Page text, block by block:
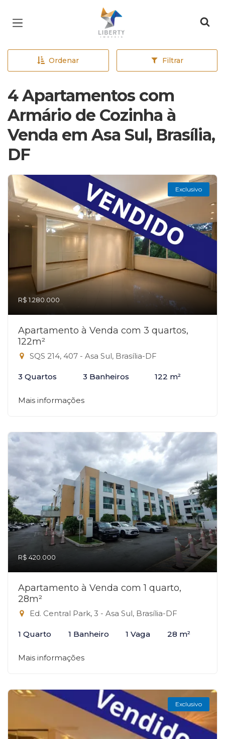
Página inicial
Ordenar Filtrar
4 Apartamentos com
Armário de Cozinha à
Venda em Asa Sul, Brasília,
DF
Exclusivo
R$ 1.280.000
Apartamento à Venda com 3 quartos,
122m²
SQS 214, 407 - Asa Sul, Brasília-DF
3 Quartos 3 Banheiros 122 m²
Mais informações
R$ 420.000
Apartamento à Venda com 1 quarto,
28m²
Ed. Central Park, 3 - Asa Sul, Brasília-DF
1 Quarto 1 Banheiro 1 Vaga 28 m²
Mais informações
Exclusivo